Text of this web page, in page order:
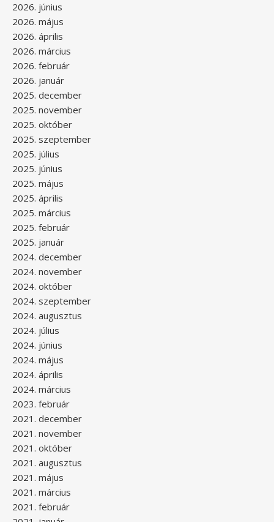
2026. június
2026. május
2026. április
2026. március
2026. február
2026. január
2025. december
2025. november
2025. október
2025. szeptember
2025. július
2025. június
2025. május
2025. április
2025. március
2025. február
2025. január
2024. december
2024. november
2024. október
2024. szeptember
2024. augusztus
2024. július
2024. június
2024. május
2024. április
2024. március
2023. február
2021. december
2021. november
2021. október
2021. augusztus
2021. május
2021. március
2021. február